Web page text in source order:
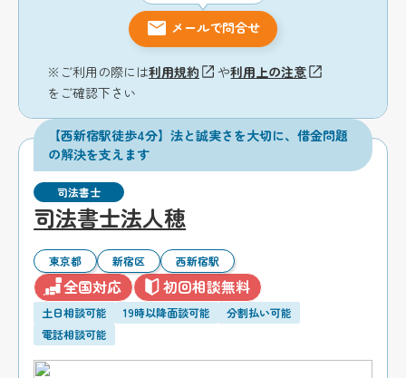
メールで問合せ
※ご利用の際には利用規約 や利用上の注意
をご確認下さい
【西新宿駅徒歩4分】法と誠実さを大切に、借金問題
の解決を支えます
司法書士
司法書士法人穂
東京都 新宿区 西新宿駅
全国対応 初回相談無料
土日相談可能 19時以降面談可能
分割払い可能
電話相談可能